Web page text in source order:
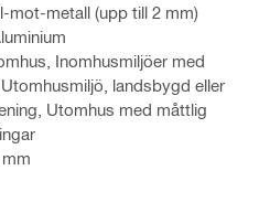
mot-metall (upp till 2 mm)
Inomhusmiljöer med
landsbygd eller
Utomhus med måttlig